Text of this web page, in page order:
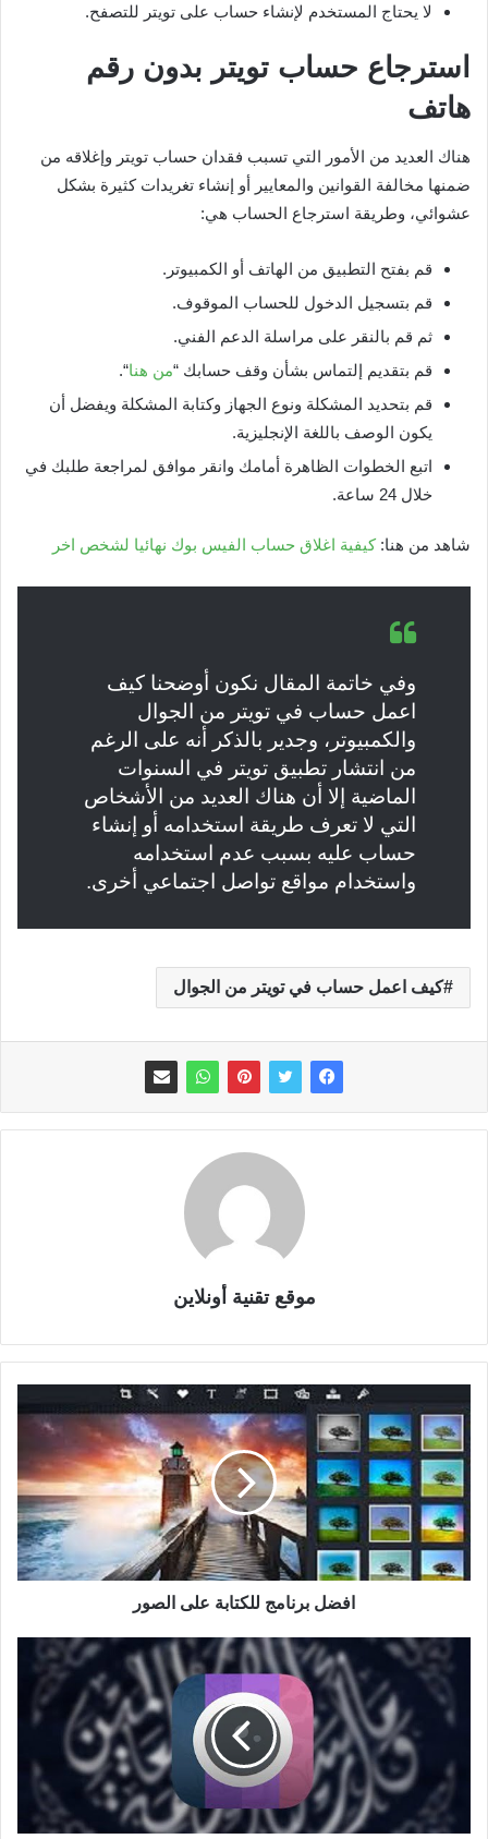
لا يحتاج المستخدم لإنشاء حساب على تويتر للتصفح.
استرجاع حساب تويتر بدون رقم
هاتف
هناك العديد من الأمور التي تسبب فقدان حساب تويتر وإغلاقه من
ضمنها مخالفة القوانين والمعايير أو إنشاء تغريدات كثيرة بشكل
عشوائي، وطريقة استرجاع الحساب هي:
قم بفتح التطبيق من الهاتف أو الكمبيوتر.
قم بتسجيل الدخول للحساب الموقوف.
ثم قم بالنقر على مراسلة الدعم الفني.
قم بتقديم إلتماس بشأن وقف حسابك “من هنا“.
قم بتحديد المشكلة ونوع الجهاز وكتابة المشكلة ويفضل أن
يكون الوصف باللغة الإنجليزية.
اتبع الخطوات الظاهرة أمامك وانقر موافق لمراجعة طلبك في
خلال 24 ساعة.
شاهد من هنا:كيفية اغلاق حساب الفيس بوك نهائيا لشخص اخر
وفي خاتمة المقال نكون أوضحنا كيف
اعمل حساب في تويتر من الجوال
والكمبيوتر، وجدير بالذكر أنه على الرغم
من انتشار تطبيق تويتر في السنوات
الماضية إلا أن هناك العديد من الأشخاص
التي لا تعرف طريقة استخدامه أو إنشاء
حساب عليه بسبب عدم استخدامه
واستخدام مواقع تواصل اجتماعي أخرى.
كيف اعمل حساب في تويتر من الجوال
موقع تقنية أونلاين
افضل برنامج للكتابة على الصور